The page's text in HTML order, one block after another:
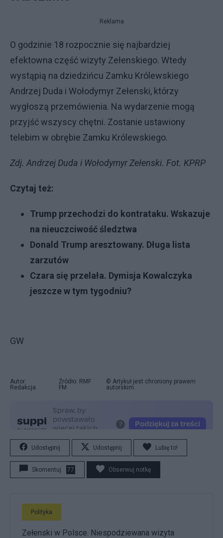
Reklama
O godzinie 18 rozpocznie się najbardziej
efektowna część wizyty Zełenskiego. Wtedy
wystąpią na dziedzińcu Zamku Królewskiego
Andrzej Duda i Wołodymyr Zełenski, którzy
wygłoszą przemówienia. Na wydarzenie mogą
przyjść wszyscy chętni. Zostanie ustawiony
telebim w obrębie Zamku Królewskiego.
Zdj. Andrzej Duda i Wołodymyr Zełenski. Fot. KPRP
Czytaj też:
Trump przechodzi do kontrataku. Wskazuje
na nieuczciwość śledztwa
Donald Trump aresztowany. Długa lista
zarzutów
Czara się przelała. Dymisja Kowalczyka
jeszcze w tym tygodniu?
GW
Autor:
Redakcja
Źródło: RMF
FM
© Artykuł jest chroniony prawem
autorskim.
Udostępnij Udostępnij Lubię to!
Skomentuj 77 Obserwuj notkę
Polityka
Zełenski w Polsce. Niespodziewana wizyta